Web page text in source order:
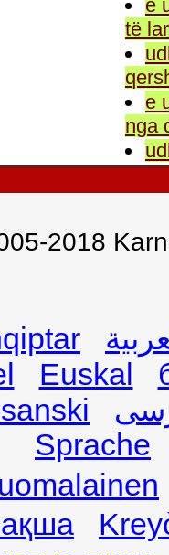
e
të
e
nga
2018
Euskal
Sprache